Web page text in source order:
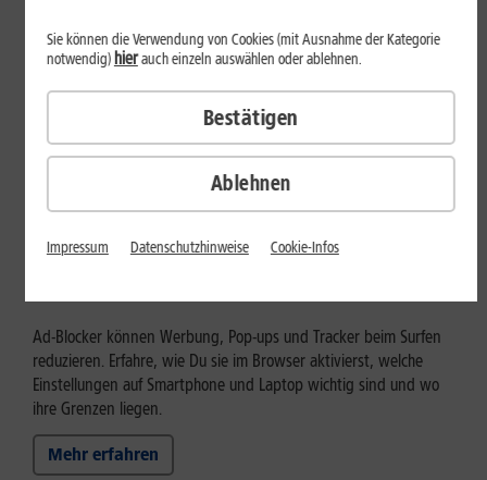
Internet zuhause
Ad-Blocker aktivieren: Werbung
Ad-Blocker können Werbung, Pop-ups und Tracker beim Surfen
reduzieren. Erfahre, wie Du sie im Browser aktivierst, welche
Einstellungen auf Smartphone und Laptop wichtig sind und wo
ihre Grenzen liegen.
Mehr erfahren
Ablehnen
Sie können die Verwendung von Cookies (mit Ausnahme der Kategorie
notwendig) hierauch einzeln auswählen oder ablehnen.
Bestätigen
Impressum Datenschutzhinweise Cookie-Infos